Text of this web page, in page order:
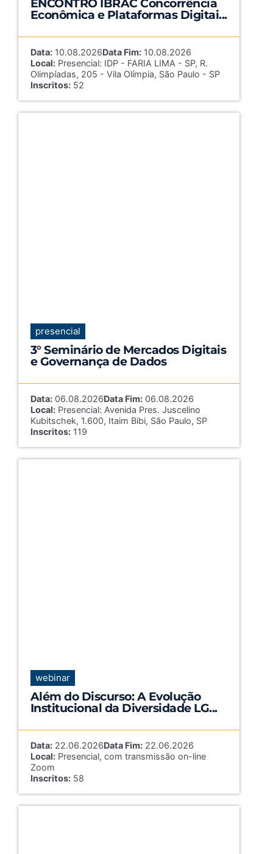
ENCONTRO IBRAC Concorrência
Econômica e Plataformas Digitai...
Data:10.08.2026Data Fim:10.08.2026
Local:Presencial: IDP - FARIA LIMA - SP, R.
Olimpíadas, 205 - Vila Olímpia, São Paulo - SP
Inscritos:52
presencial
3° Seminário de Mercados Digitais
e Governança de Dados
Data:06.08.2026Data Fim:06.08.2026
Local:Presencial: Avenida Pres. Juscelino
Kubitschek, 1.600, Itaim Bibi, São Paulo, SP
Inscritos:119
webinar
Além do Discurso: A Evolução
Institucional da Diversidade LG...
Data:22.06.2026Data Fim:22.06.2026
Local:Presencial, com transmissão on-line
Zoom
Inscritos:58